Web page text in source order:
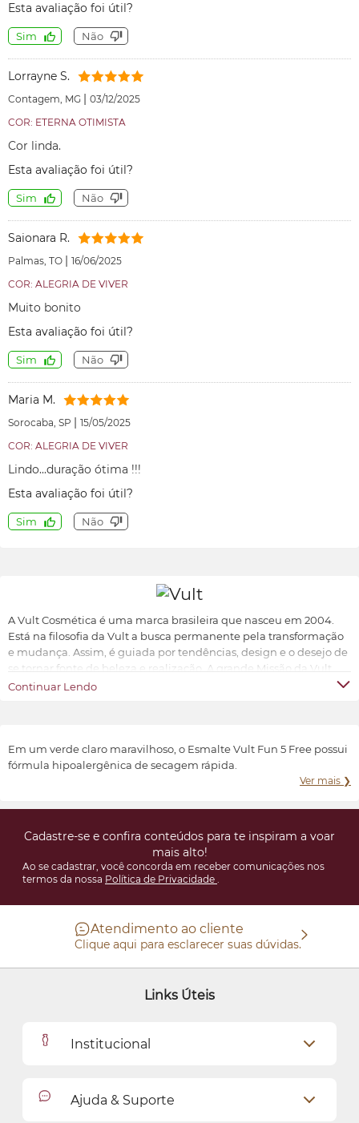
Esta avaliação foi útil?
Sim Não
Lorrayne S.
Contagem, MG | 03/12/2025
COR: ETERNA OTIMISTA
Cor linda.
Esta avaliação foi útil?
Sim Não
Saionara R.
Palmas, TO | 16/06/2025
COR: ALEGRIA DE VIVER
Muito bonito
Esta avaliação foi útil?
Sim Não
Maria M.
Sorocaba, SP | 15/05/2025
COR: ALEGRIA DE VIVER
Lindo...duração ótima !!!
Esta avaliação foi útil?
Sim Não
A Vult Cosmética é uma marca brasileira que nasceu em 2004.
Está na filosofia da Vult a busca permanente pela transformação
e mudança. Assim, é guiada por tendências, design e o desejo de
se tornar fonte de beleza e realização. A grande Missão da Vult
Cosmética é oferecer ao universo feminino a possibilidade de ter
Continuar Lendo
Em um verde claro maravilhoso, o Esmalte Vult Fun 5 Free possui
fórmula hipoalergênica de secagem rápida.
Ver mais ❯
Cadastre-se e confira conteúdos para te inspiram a voar
mais alto!
Ao se cadastrar, você concorda em receber comunicações nos
termos da nossa Política de Privacidade .
Atendimento ao cliente
Clique aqui para esclarecer suas dúvidas.
Links Úteis
Institucional
Como Comprar
Ajuda & Suporte